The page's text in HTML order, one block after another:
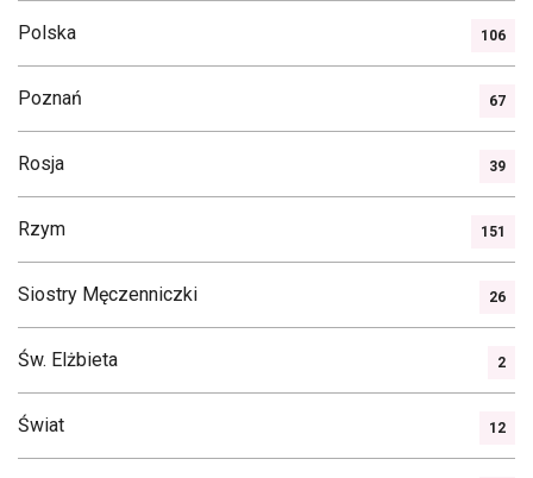
Polska 106
Poznań 67
Rosja 39
Rzym 151
Siostry Męczenniczki 26
Św. Elżbieta 2
Świat 12